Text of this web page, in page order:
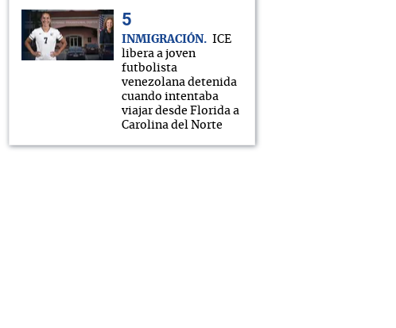
INMIGRACIÓN
ICE
libera a joven
futbolista
venezolana detenida
cuando intentaba
viajar desde Florida a
Carolina del Norte